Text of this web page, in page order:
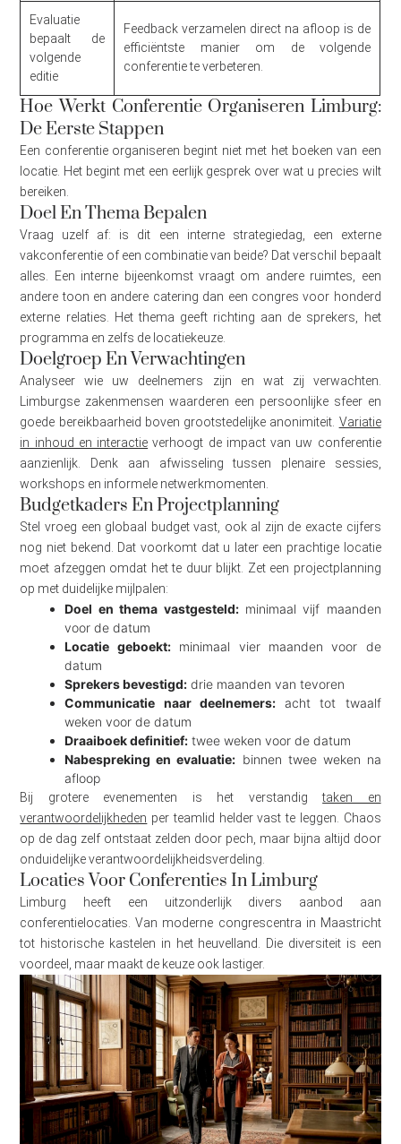
Evaluatie
bepaalt de
volgende
editie
Feedback verzamelen direct na afloop is de
efficiëntste manier om de volgende
conferentie te verbeteren.
Hoe Werkt Conferentie Organiseren Limburg:
De Eerste Stappen
Een conferentie organiseren begint niet met het boeken van een
locatie. Het begint met een eerlijk gesprek over wat u precies wilt
bereiken.
Doel En Thema Bepalen
Vraag uzelf af: is dit een interne strategiedag, een externe
vakconferentie of een combinatie van beide? Dat verschil bepaalt
alles. Een interne bijeenkomst vraagt om andere ruimtes, een
andere toon en andere catering dan een congres voor honderd
externe relaties. Het thema geeft richting aan de sprekers, het
programma en zelfs de locatiekeuze.
Doelgroep En Verwachtingen
Analyseer wie uw deelnemers zijn en wat zij verwachten.
Limburgse zakenmensen waarderen een persoonlijke sfeer en
goede bereikbaarheid boven grootstedelijke anonimiteit. Variatie
in inhoud en interactie verhoogt de impact van uw conferentie
aanzienlijk. Denk aan afwisseling tussen plenaire sessies,
workshops en informele netwerkmomenten.
Budgetkaders En Projectplanning
Stel vroeg een globaal budget vast, ook al zijn de exacte cijfers
nog niet bekend. Dat voorkomt dat u later een prachtige locatie
moet afzeggen omdat het te duur blijkt. Zet een projectplanning
op met duidelijke mijlpalen:
Doel en thema vastgesteld:minimaal vijf maanden
voor de datum
Locatie geboekt:minimaal vier maanden voor de
datum
Sprekers bevestigd: drie maanden van tevoren
Communicatie naar deelnemers:acht tot twaalf
weken voor de datum
Draaiboek definitief: twee weken voor de datum
Nabespreking en evaluatie: binnen twee weken na
afloop
Bij grotere evenementen is het verstandigtaken en
verantwoordelijkheden per teamlid helder vast te leggen. Chaos
op de dag zelf ontstaat zelden door pech, maar bijna altijd door
onduidelijke verantwoordelijkheidsverdeling.
Locaties Voor Conferenties In Limburg
Limburg heeft een uitzonderlijk divers aanbod aan
conferentielocaties. Van moderne congrescentra in Maastricht
tot historische kastelen in het heuvelland. Die diversiteit is een
voordeel, maar maakt de keuze ook lastiger.